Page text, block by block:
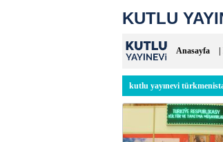
KUTLU
Anasayfa
kutlu yayınevi